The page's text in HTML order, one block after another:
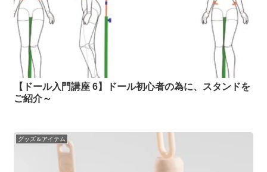
【ドール入門講座 6】ドール初心者の為に、スタンドを
ご紹介～
グッズ＆アイテム